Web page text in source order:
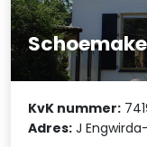
KvK nummer:
Adres: J